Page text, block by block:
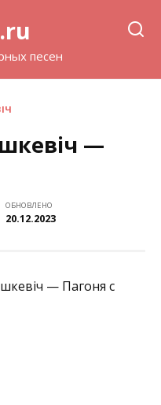
песен
—
ОБНОВЛЕНО
20.12.2023
— Пагоня с